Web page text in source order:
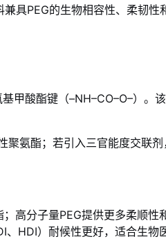
具PEG的生物相容性、柔韧
甲酸酯键（–NH–CO–O–）。
氨酯；若引入三官能度交联剂
分子量PEG提供更多柔顺性
HDI）耐候性更好，适合生物